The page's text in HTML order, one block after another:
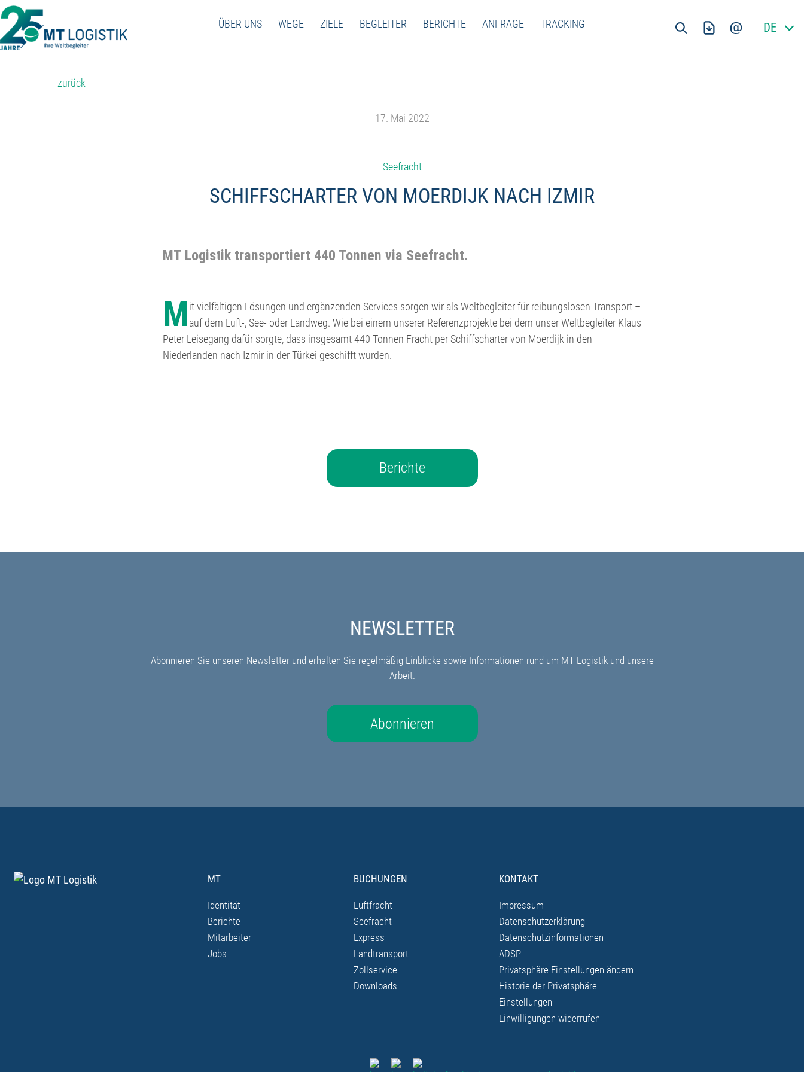
Skip
content
ÜBER UNS WEGE ZIELE BEGLEITER BERICHTE ANFRAGE TRACKING
zurück
17. Mai 2022
Seefracht
SCHIFFSCHARTER VON MOERDIJK NACH IZMIR
MT Logistik transportiert 440 Tonnen via Seefracht.
Mit vielfältigen Lösungen und ergänzenden Services sorgen wir als Weltbegleiter für reibungslosen Transport –
auf dem Luft-, See- oder Landweg. Wie bei einem unserer Referenzprojekte bei dem unser Weltbegleiter Klaus
Peter Leisegang dafür sorgte, dass insgesamt 440 Tonnen Fracht per Schiffscharter von Moerdijk in den
Niederlanden nach Izmir in der Türkei geschifft wurden.
Berichte
NEWSLETTER
Abonnieren Sie unseren Newsletter und erhalten Sie regelmäßig Einblicke sowie Informationen rund um MT Logistik und unsere
Arbeit.
Abonnieren
MT
Identität
Berichte
Mitarbeiter
Jobs
BUCHUNGEN
Luftfracht
Seefracht
Express
Landtransport
Zollservice
Downloads
KONTAKT
Impressum
Datenschutzerklärung
Datenschutzinformationen
ADSP
Privatsphäre-Einstellungen ändern
Historie der Privatsphäre-
Einstellungen
Einwilligungen widerrufen